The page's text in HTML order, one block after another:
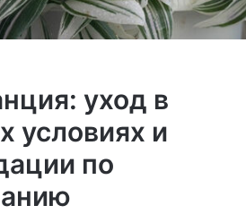
уход в
условиях и
по